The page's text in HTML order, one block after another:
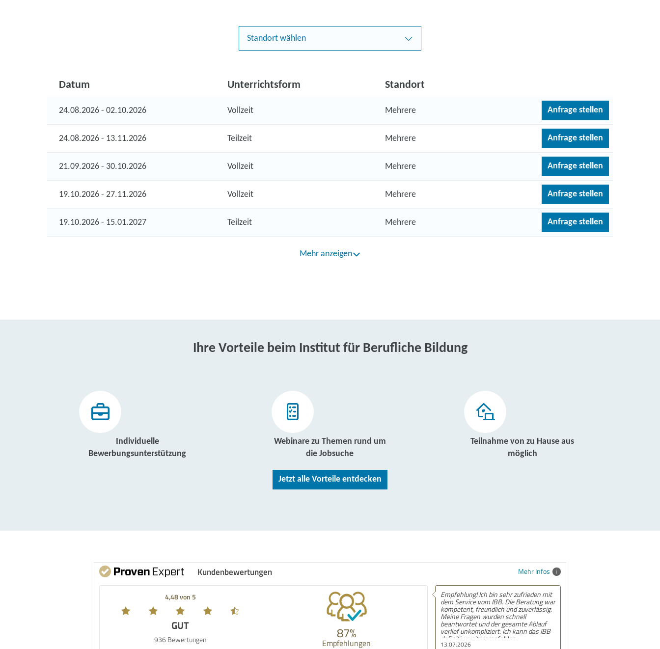
Standort wählen
Datum Unterrichtsform Standort
24.08.2026 - 02.10.2026 Vollzeit Mehrere Anfrage stellen
24.08.2026 - 13.11.2026 Teilzeit Mehrere Anfrage stellen
21.09.2026 - 30.10.2026 Vollzeit Mehrere Anfrage stellen
19.10.2026 - 27.11.2026 Vollzeit Mehrere Anfrage stellen
19.10.2026 - 15.01.2027 Teilzeit Mehrere Anfrage stellen
Mehr anzeigen
Ihre Vorteile beim Institut für Berufliche Bildung
Individuelle
Bewerbungsunterstützung
Webinare zu Themen rund um
die Jobsuche
Teilnahme von zu Hause aus
möglich
Jetzt alle Vorteile entdecken
Mehr Infos
Kundenbewertungen
4,48 von 5
GUT
936 Bewertungen 87%
Empfehlungen 13.07.2026
Empfehlung! Ich bin sehr zufrieden mit
dem Service vom IBB. Die Beratung war
kompetent, freundlich und zuverlässig.
Meine Fragen wurden schnell
beantwortet und der gesamte Ablauf
verlief unkompliziert. Ich kann das IBB
definitiv weiterempfehlen.
Insbesondere bedanke ich mich bei den